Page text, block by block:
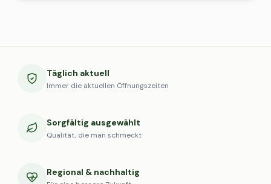
Täglich aktuell
Immer die aktuellen Öffnungszeiten
Sorgfältig ausgewählt
Qualität, die man schmeckt
Regional & nachhaltig